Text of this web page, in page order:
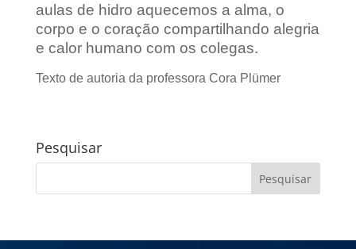
aulas de hidro aquecemos a alma, o
corpo e o coração compartilhando alegria
e calor humano com os colegas.
Texto de autoria da professora Cora Plümer
Pesquisar